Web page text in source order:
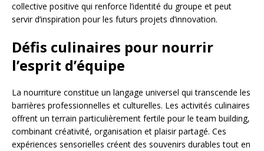
collective positive qui renforce l’identité du groupe et peut
servir d’inspiration pour les futurs projets d’innovation.
Défis culinaires pour nourrir
l’esprit d’équipe
La nourriture constitue un langage universel qui transcende les
barrières professionnelles et culturelles. Les activités culinaires
offrent un terrain particulièrement fertile pour le team building,
combinant créativité, organisation et plaisir partagé. Ces
expériences sensorielles créent des souvenirs durables tout en